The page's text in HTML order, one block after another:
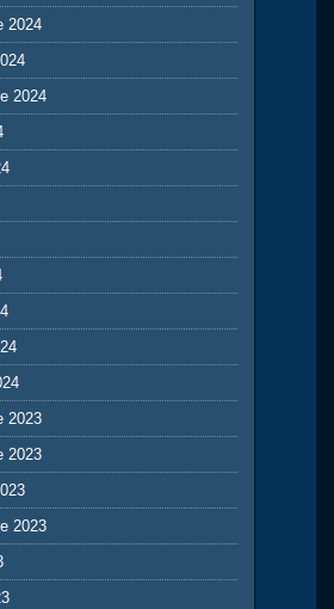
2024
2024
2023
2023
2023